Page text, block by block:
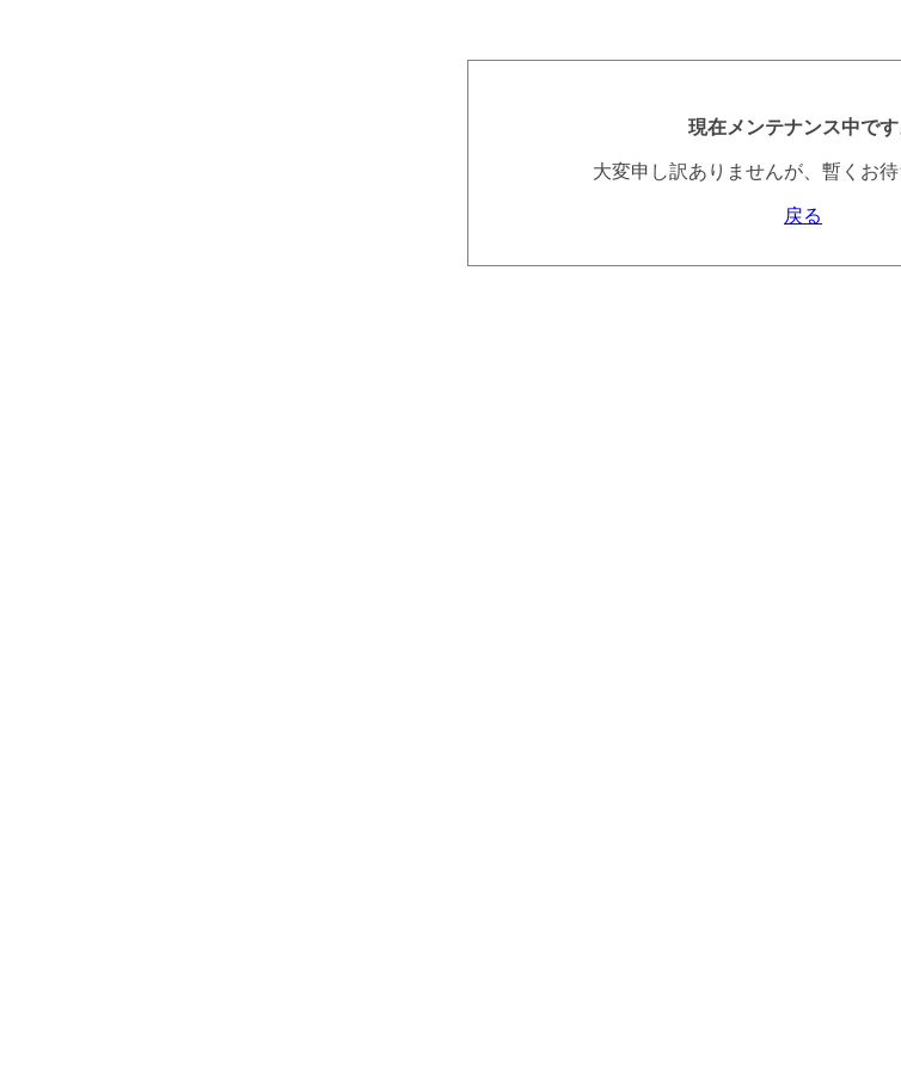
現在メンテナンス中です
大変申し訳ありませんが、暫くお待
戻る